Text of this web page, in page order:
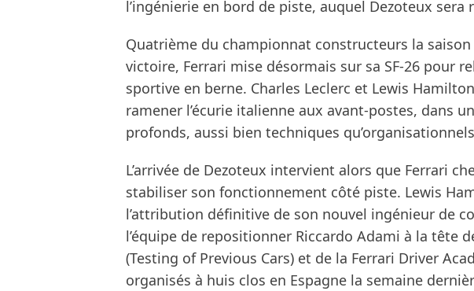
l’ingénierie en bord de piste, auquel Dezoteux sera
Quatrième du championnat constructeurs la
victoire, Ferrari mise désormais sur sa SF-26 pour
sportive en berne. Charles Leclerc et Lewis
ramener l’écurie italienne aux avant-postes, dans
profonds, aussi bien techniques
L’arrivée de Dezoteux intervient alors que Ferrari
stabiliser son fonctionnement côté piste. Lewis
l’attribution définitive de son nouvel ingénieur de
l’équipe de repositionner Riccardo Adami à la tête
(Testing of Previous Cars) et de la Ferrari Driver
organisés à huis clos en Espagne la semaine